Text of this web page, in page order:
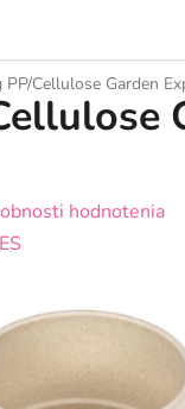
PP/Cellulose Garden
hodnotenia